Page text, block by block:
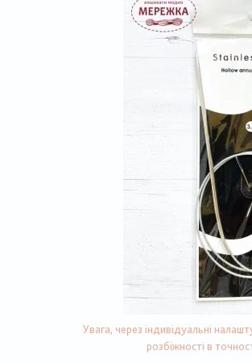
Увага, через індивідуальні
розбіжності в